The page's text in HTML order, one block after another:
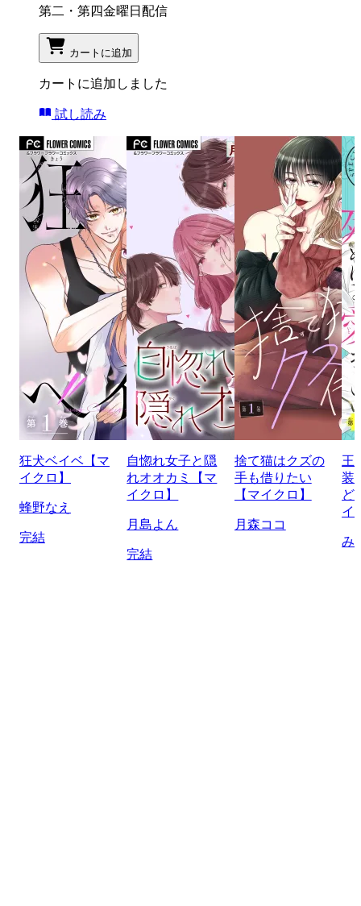
第二・第四金曜日配信
カートに追加
カートに追加しました
試し読み
狂犬ベイベ【マ
イクロ】
蜂野なえ
完結
自惚れ女子と隠
れオオカミ【マ
イクロ】
月島よん
完結
捨て猫はクズの
手も借りたい
【マイクロ】
月森ココ
王
装
ど
イ
み